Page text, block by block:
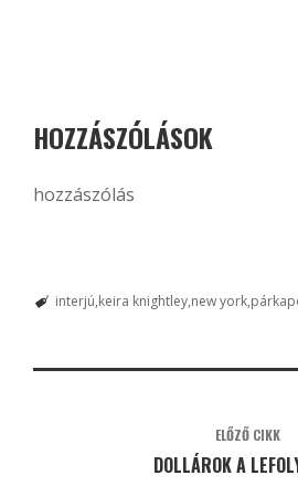
HOZZÁSZÓLÁSOK
hozzászólás
interjú keira knightley new york
ELŐZŐ CIKK
DOLLÁROK A